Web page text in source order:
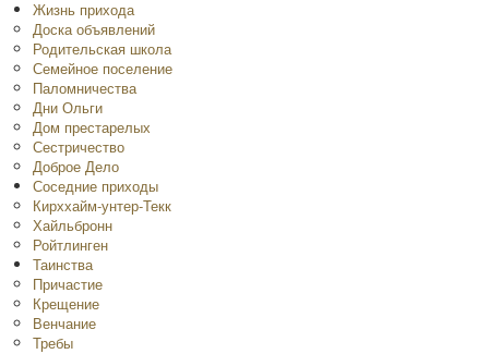
Жизнь прихода
Доска объявлений
Родительская школа
Семейное поселение
Паломничества
Дни Ольги
Дом престарелых
Сестричество
Доброе Дело
Соседние приходы
Кирххайм-унтер-Текк
Хайльбронн
Ройтлинген
Таинства
Причастие
Крещение
Венчание
Требы